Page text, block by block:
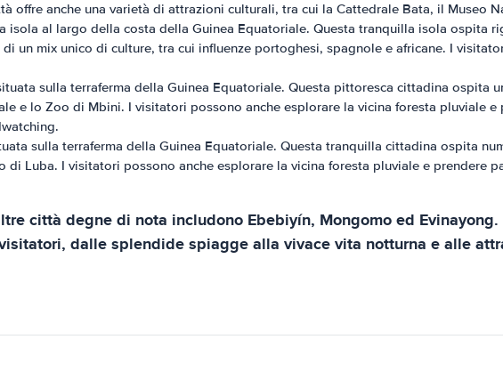
offre anche una varietà di attrazioni culturali, tra cui la Cattedrale Bata, il Museo
isola al largo della costa della Guinea Equatoriale. Questa tranquilla isola ospita
un mix unico di culture, tra cui influenze portoghesi, spagnole e africane. I
sulla terraferma della Guinea Equatoriale. Questa pittoresca cittadina ospita
e lo Zoo di Mbini. I visitatori possono anche esplorare la vicina foresta pluviale
sulla terraferma della Guinea Equatoriale. Questa tranquilla cittadina ospita
di Luba. I visitatori possono anche esplorare la vicina foresta pluviale e prendere
città degne di nota includono Ebebiyín, Mongomo ed
dalle splendide spiagge alla vivace vita notturna e alle